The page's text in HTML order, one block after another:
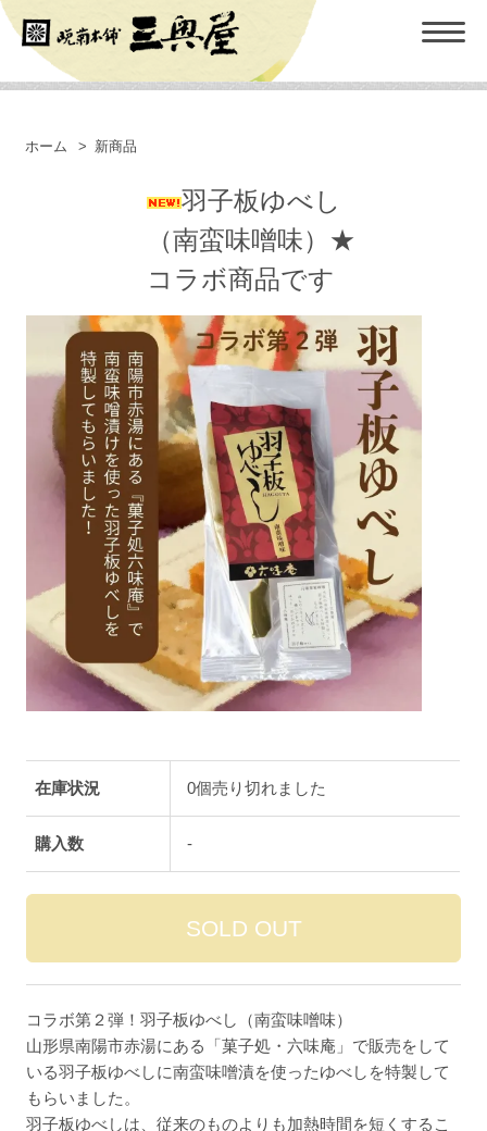
ホーム > 新商品
羽子板ゆべし
（南蛮味噌味）★
コラボ商品です
在庫状況 0個売り切れました
購入数 -
コラボ第２弾！羽子板ゆべし（南蛮味噌味）
山形県南陽市赤湯にある「菓子処・六味庵」で販売をして
いる羽子板ゆべしに南蛮味噌漬を使ったゆべしを特製して
もらいました。
羽子板ゆべしは、従来のものよりも加熱時間を短くするこ